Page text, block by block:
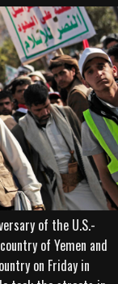
of the U.S.-
of Yemen and
on Friday in